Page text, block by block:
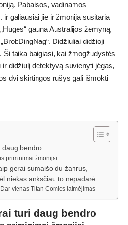
Pabaisos, vadinamos
ir galiausiai jie ir žmonija susitaria
gauna Australijos žemyną,
Didžiuliai didžioji
Ši taika baigiasi, kai žmogžudystės
didžiulį detektyvą suvienyti jėgas,
dvi skirtingos rūšys gali išmokti
daug bendro
priminimai žmonijai
gerai sumaišo du žanrus,
niekas anksčiau to nepadarė
vienas Titan Comics laimėjimas
turi daug bendro